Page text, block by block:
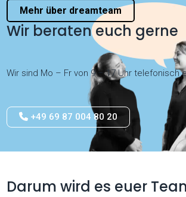
Mehr über dreamteam
Wir beraten euch gerne
Wir sind Mo – Fr von 9 – 17 Uhr telefonisch
+49 69 87 004 80 20
Darum wird es euer